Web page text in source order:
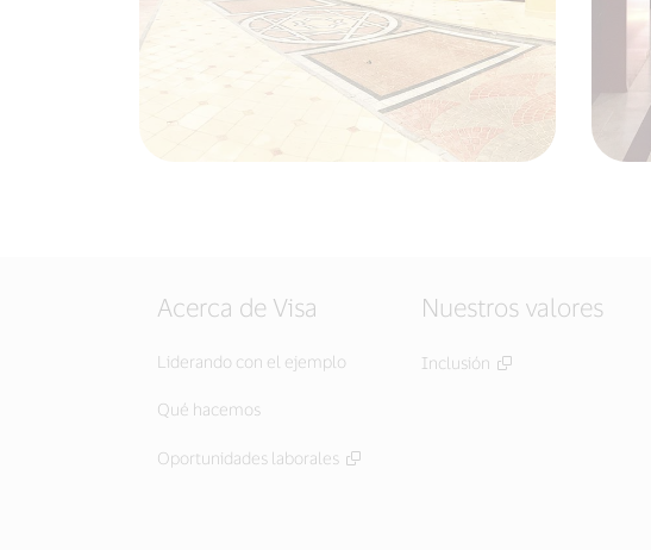
Acerca de Visa
Liderando con el ejemplo
Qué hacemos
Oportunidades laborales
Nuestros valores
Inclusión